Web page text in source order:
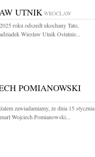
UTNIK WROCŁAW
roku odszedł ukochany Tato,
Wiesław Utnik Ostatnie...
POMIANOWSKI
zawiadamiamy, że dnia 15 stycznia
Wojciech Pomianowski...